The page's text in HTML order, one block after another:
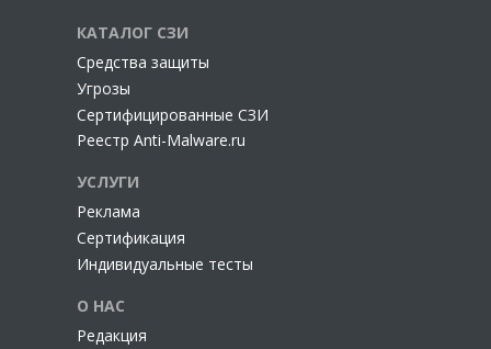
КАТАЛОГ СЗИ
Cредства защиты
Угрозы
Сертифицированные СЗИ
Реестр Anti-Malware.ru
УСЛУГИ
Реклама
Сертификация
Индивидуальные тесты
О НАС
Редакция